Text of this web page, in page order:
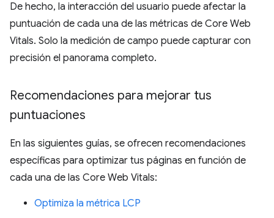
De hecho, la interacción del usuario puede afectar la
puntuación de cada una de las métricas de Core Web
Vitals. Solo la medición de campo puede capturar con
precisión el panorama completo.
Recomendaciones para mejorar tus
puntuaciones
En las siguientes guías, se ofrecen recomendaciones
específicas para optimizar tus páginas en función de
cada una de las Core Web Vitals:
Optimiza la métrica LCP